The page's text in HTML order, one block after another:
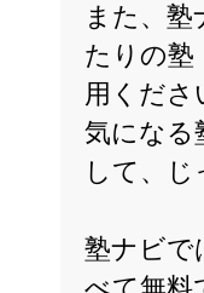
また、
たりの塾
用くださ
気になる
して、じ
塾ナビで